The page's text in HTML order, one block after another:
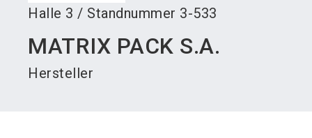
Halle 3 / Standnummer 3-533
MATRIX PACK S.A.
Hersteller